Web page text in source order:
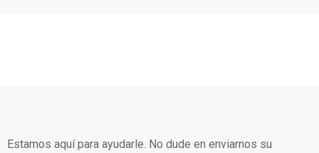
Estamos aquí para ayudarle. No dude en enviarnos su